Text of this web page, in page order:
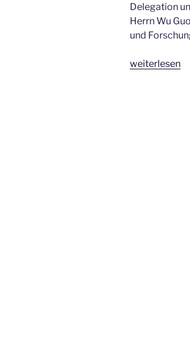
Delegation
Herrn Wu
und
„Auszeichnung
weiterlesen